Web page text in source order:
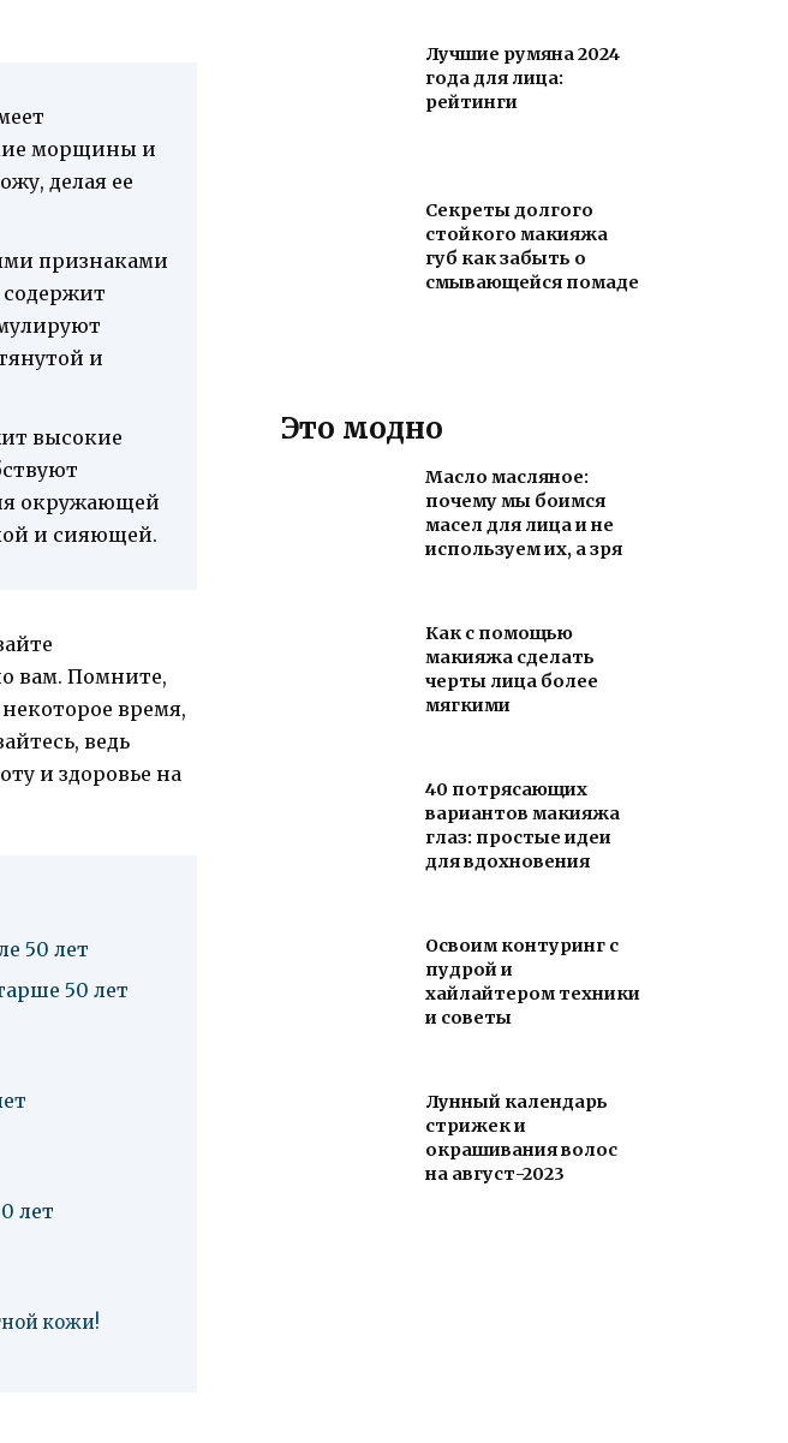
морщины и
делая ее
признаками
и
высокие
окружающей
и сияющей.
вам. Помните,
время,
ведь
и здоровье на
50 лет
50 лет
лет
кожи!
Лучшие румяна 2024
года для лица:
рейтинги
Секреты долгого
стойкого макияжа
губ как забыть о
смывающейся помаде
Это модно
Масло масляное:
почему мы боимся
масел для лица и не
используем их, а зря
Как с помощью
макияжа сделать
черты лица более
мягкими
40 потрясающих
вариантов макияжа
глаз: простые идеи
для вдохновения
Освоим контуринг с
пудрой и
хайлайтером техники
и советы
Лунный календарь
стрижек и
окрашивания волос
на август-2023